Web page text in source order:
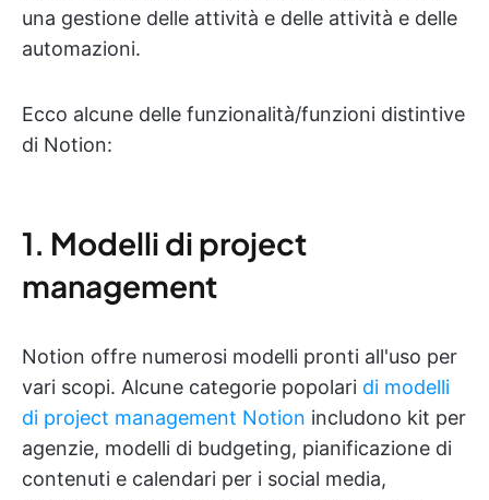
una gestione delle attività e delle attività e delle
automazioni.
Ecco alcune delle funzionalità/funzioni distintive
di Notion:
1. Modelli di project
management
Notion offre numerosi modelli pronti all'uso per
vari scopi. Alcune categorie popolari di modelli
di project management Notion includono kit per
agenzie, modelli di budgeting, pianificazione di
contenuti e calendari per i social media,